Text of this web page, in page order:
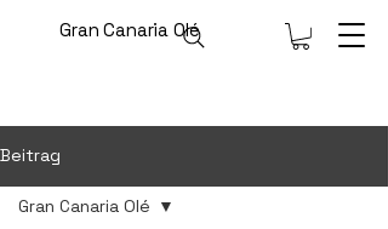
Gran Canaria Olé
Beitrag
Gran Canaria Olé